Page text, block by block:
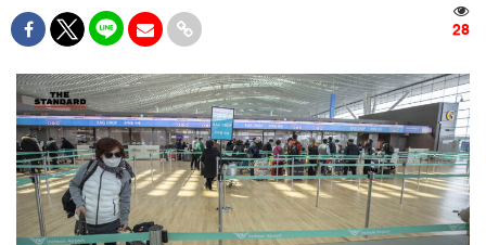
28